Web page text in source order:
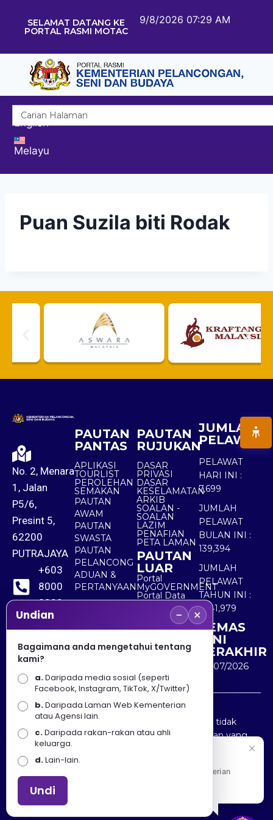
SELAMAT DATANG KE
PORTAL RASMI MOTAC
9/8/2026 07:29 AM
English
Melayu
Puan Suzila biti Rodak
No. 2, Menara
1, Jalan
P5/6,
Presint 5,
62200
PUTRAJAYA
+603
8000
8000
+603
8891
7100
PAUTAN
PANTAS
APLIKASI
TOURLIST
PEROLEHAN
SEMAKAN
PAUTAN
AWAM
PAUTAN
SWASTA
PAUTAN
PELANCONG
ADUAN &
PERTANYAAN
PAUTAN
RUJUKAN
DASAR
PRIVASI
DASAR
KESELAMATAN
ARKIB
SOALAN -
SOALAN
LAZIM
PENAFIAN
PETA LAMAN
PAUTAN
LUAR
Portal
MyGOVERNMENT
Portal Data
Terbuka
Sektor Awam
JUMLAH
PELAWAT
PELAWAT
HARI INI :
7,699
JUMLAH
PELAWAT
BULAN INI :
139,394
JUMLAH
PELAWAT
TAHUN INI :
5,541,979
KEMAS
KINI
TERAKHIR
30/07/2026
Penafian : Kerajaan Malaysia dan Kementerian
Pelancongan Seni dan Budaya (MOTAC) adalah tidak
bertanggungjawab atas kehilangan atau kerugian yang
disebabkan oleh penggunaan mana-mana maklumat
yang diperolehi dari portal ini.
Hakcipta © 2025 KEMENTERIAN PELANCONGAN SENI
DAN BUDAYA. | Hak Cipta Terpelihara.
Undian − ×
Bagaimana anda mengetahui tentang
kami?
a.Daripada media sosial (seperti
Facebook, Instagram, TikTok, X/Twitter)
b.Daripada Laman Web Kementerian
atau Agensi lain.
c.Daripada rakan-rakan atau ahli
keluarga.
d.Lain-lain.
Undi
Apa Khabar! Selamat datang ke Portal Rasmi Kementerian
Pelancongan, Seni dan Budaya